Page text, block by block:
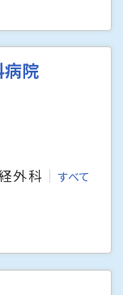
病院
外科
すべて